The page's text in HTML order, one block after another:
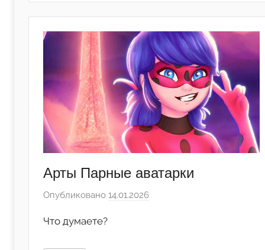
Арты Парные аватарки
Опубликовано 14.01.2026
Что думаете?